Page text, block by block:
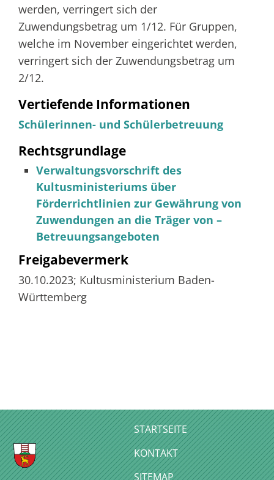
werden, verringert sich der
Zuwendungsbetrag um 1/12. Für Gruppen,
welche im November eingerichtet werden,
verringert sich der Zuwendungsbetrag um
2/12.
Vertiefende Informationen
Schülerinnen- und Schülerbetreuung
Rechtsgrundlage
Verwaltungsvorschrift des
Kultusministeriums über
Förderrichtlinien zur Gewährung von
Zuwendungen an die Träger von –
Betreuungsangeboten
Freigabevermerk
30.10.2023; Kultusministerium Baden-
Württemberg
STARTSEITE
KONTAKT
SITEMAP